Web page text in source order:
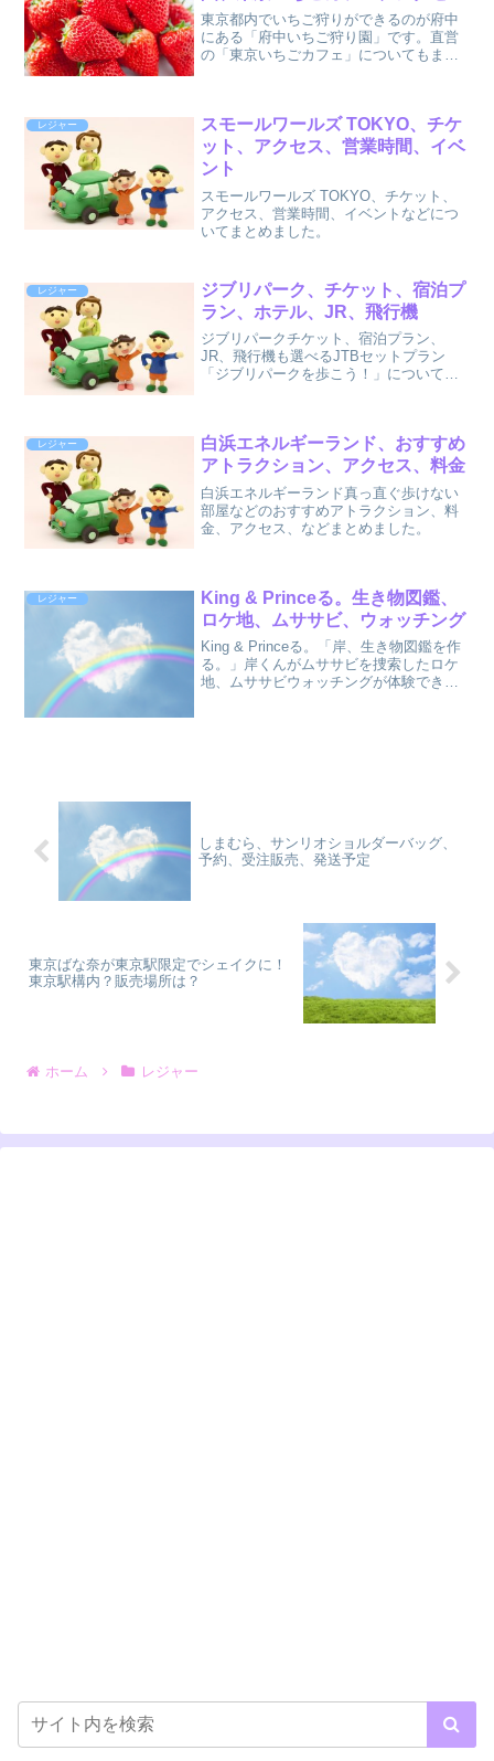
東京都内でいちご狩りができるのが府中
にある「府中いちご狩り園」です。直営
の「東京いちごカフェ」についてもまと
レジャー
スモールワールズ TOKYO、チケ
ット、アクセス、営業時間、イベ
ント
スモールワールズ TOKYO、チケット、
アクセス、営業時間、イベントなどにつ
いてまとめました。
レジャー
ジブリパーク、チケット、宿泊プ
ラン、ホテル、JR、飛行機
ジブリパークチケット、宿泊プラン、
JR、飛行機も選べるJTBセットプラン
「ジブリパークを歩こう！」についてま
レジャー
白浜エネルギーランド、おすすめ
アトラクション、アクセス、料金
白浜エネルギーランド真っ直ぐ歩けない
部屋などのおすすめアトラクション、料
金、アクセス、などまとめました。
レジャー
King & Princeる。生き物図鑑、
ロケ地、ムササビ、ウォッチング
King & Princeる。「岸、生き物図鑑を作
る。」岸くんがムササビを捜索したロケ
地、ムササビウォッチングが体験できる
しまむら、サンリオショルダーバッグ、
予約、受注販売、発送予定
東京ばな奈が東京駅限定でシェイクに！
東京駅構内？販売場所は？
ホーム レジャー